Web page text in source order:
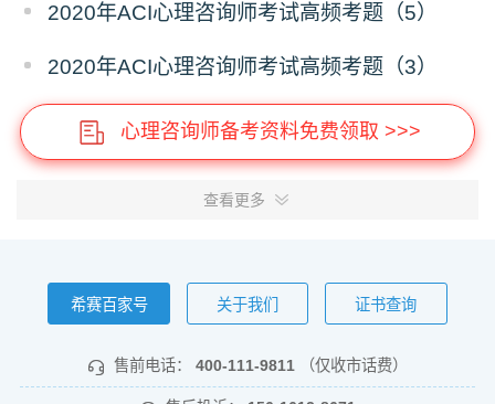
2020年ACI心理咨询师考试高频考题（5）
2020年ACI心理咨询师考试高频考题（3）
心理咨询师备考资料免费领取 >>>
查看更多
希赛百家号 关于我们 证书查询
售前电话： 400-111-9811 （仅收市话费）